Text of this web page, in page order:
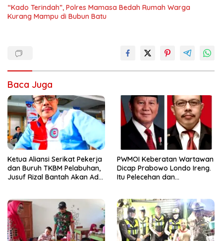
“Kado Terindah”, Polres Mamasa Bedah Rumah Warga
Kurang Mampu di Bubun Batu
Baca Juga
Ketua Aliansi Serikat Pekerja
dan Buruh TKBM Pelabuhan,
Jusuf Rizal Bantah Akan Ada
PWMOI Keberatan Wartawan
Dicap Prabowo Londo Ireng.
Itu Pelecehan dan